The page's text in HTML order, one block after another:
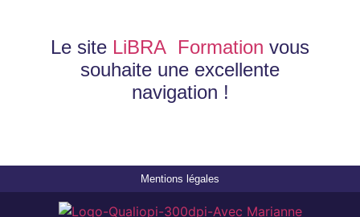
Le site LiBRA Formation vous
souhaite une excellente
navigation !
Mentions légales